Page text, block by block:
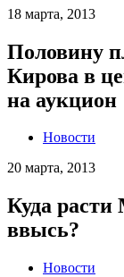
18 марта, 2013
Половину
Кирова в
на аукцион
Новости
20 марта, 2013
Куда
ввысь?
Новости